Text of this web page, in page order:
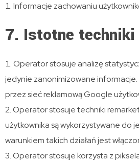
Informacje zachowaniu
7. Istotne techniki
Operator stosuje analizę
jedynie zanonimizowane
przez sieć reklamową Google
Operator stosuje techniki
użytkownika są wykorzystywane
warunkiem takich działań jest
Operator stosuje korzysta z